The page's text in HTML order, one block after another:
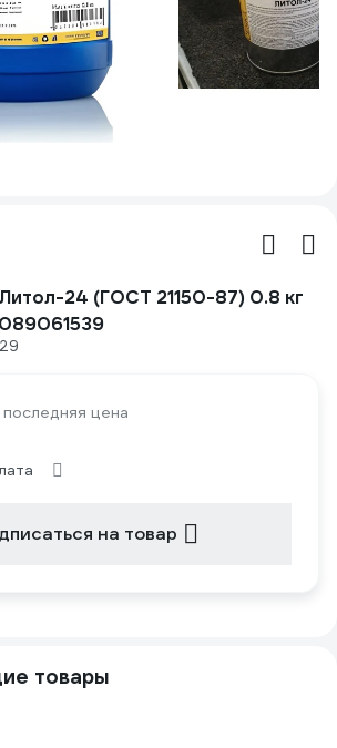
24 (ГОСТ 21150-87) 0.8 кг
цена
на товар
товары